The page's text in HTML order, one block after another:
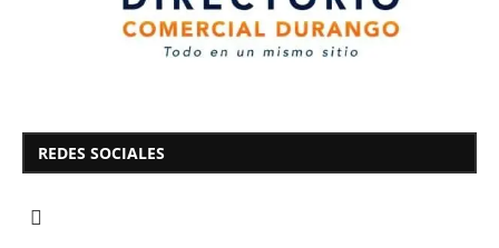
REDES SOCIALES